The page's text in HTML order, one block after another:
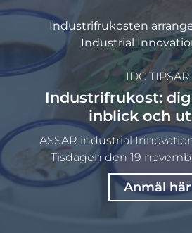
Industrifrukosten
Industrial
IDC TIPSAR
Industrifrukost:
inblick och
ASSAR industrial
Tisdagen den 19
Anmäl här